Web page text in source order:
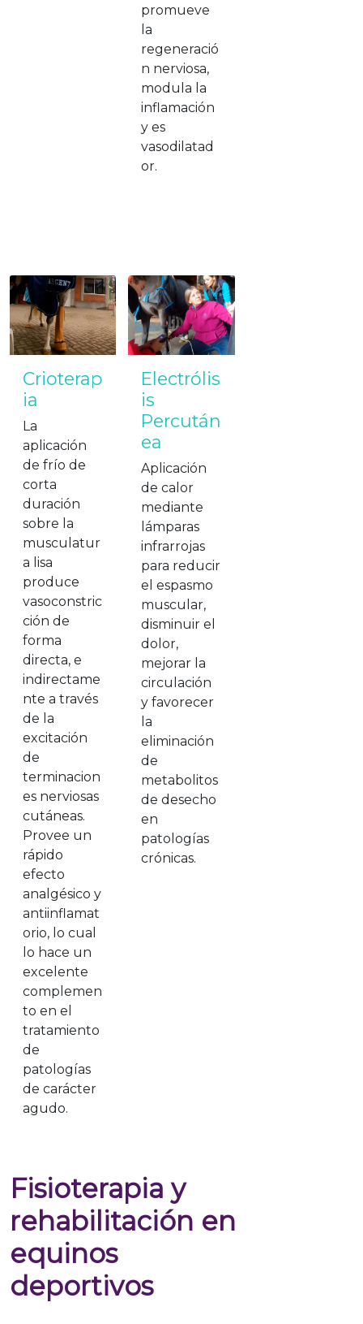
promueve
la
regeneració
n nerviosa,
modula la
inflamación
y es
vasodilatad
or.
Crioterap
ia
La
aplicación
de frío de
corta
duración
sobre la
musculatur
a lisa
produce
vasoconstric
ción de
forma
directa, e
indirectame
nte a través
de la
excitación
de
terminacion
es nerviosas
cutáneas.
Provee un
rápido
efecto
analgésico y
antiinflamat
orio, lo cual
lo hace un
excelente
complemen
to en el
tratamiento
de
patologías
de carácter
agudo.
Electrólis
is
Percután
ea
Aplicación
de calor
mediante
lámparas
infrarrojas
para reducir
el espasmo
muscular,
disminuir el
dolor,
mejorar la
circulación
y favorecer
la
eliminación
de
metabolitos
de desecho
en
patologías
crónicas.
Fisioterapia y
rehabilitación en
equinos
deportivos